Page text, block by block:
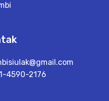
4590-2176